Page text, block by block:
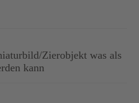
Zierobjekt was als
kann